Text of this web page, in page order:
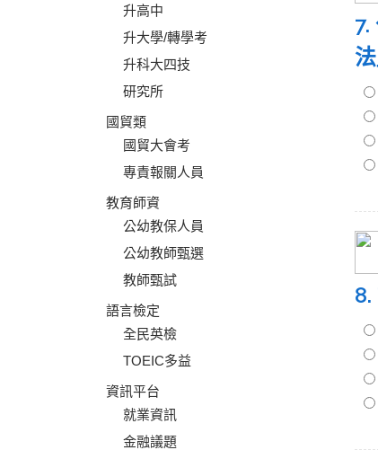
升高中
升大學/轉學考
升科大四技
研究所
國貿類
國貿大會考
專責報關人員
教育師資
公幼教保人員
公幼教師甄選
教師甄試
語言檢定
全民英檢
TOEIC多益
資訊平台
就業資訊
金融議題